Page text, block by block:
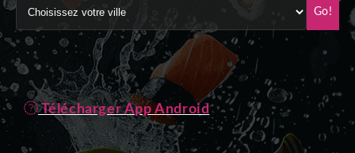
Go!
Télécharger App Android